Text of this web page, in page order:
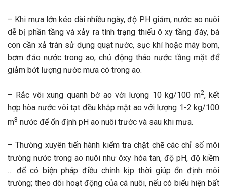
– Khi mưa lớn kéo dài nhiều ngày, độ PH giảm, nước ao nuôi
dễ bị phần tầng và xảy ra tình trạng thiếu ô xy tầng đáy, bà
con cần xả tràn sử dụng quạt nước, sục khí hoặc máy bơm,
bơm đảo nước trong ao, chủ động tháo nước tầng mặt để
giảm bớt lượng nước mưa có trong ao.
– Rắc vôi xung quanh bờ ao với lượng 10 kg/100 m2, kết
hợp hòa nước vôi tạt đều khắp mặt ao với lượng 1-2 kg/100
m3 nước để ổn định pH ao nuôi trước và sau khi mưa.
– Thường xuyên tiến hành kiểm tra chặt chẽ các chỉ số môi
trường nước trong ao nuôi như ôxy hòa tan, độ pH, độ kiềm
… để có biện pháp điều chỉnh kịp thời giúp ổn định môi
trường; theo dõi hoạt động của cá nuôi, nếu có biểu hiện bất